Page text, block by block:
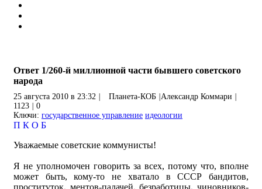
Ответ 1/260-й миллионной части бывшего советского
народа
25 августа 2010 в 23:32 Планета-КОБ Александр Коммари
1123
0
Ключи: государственное управление идеологии
П К О Б
Уважаемые советские коммунисты!
Я не уполномочен говорить за всех, потому что, вполне
может быть, кому-то не хватало в СССР бандитов,
проституток, ментов-палачей, безработицы, чиновников-